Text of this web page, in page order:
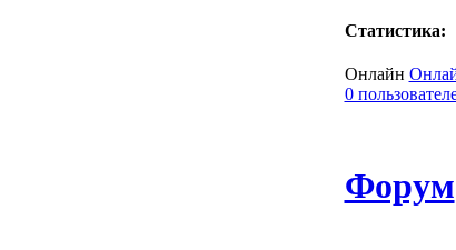
Статистика:
Онлайн
0
Форум